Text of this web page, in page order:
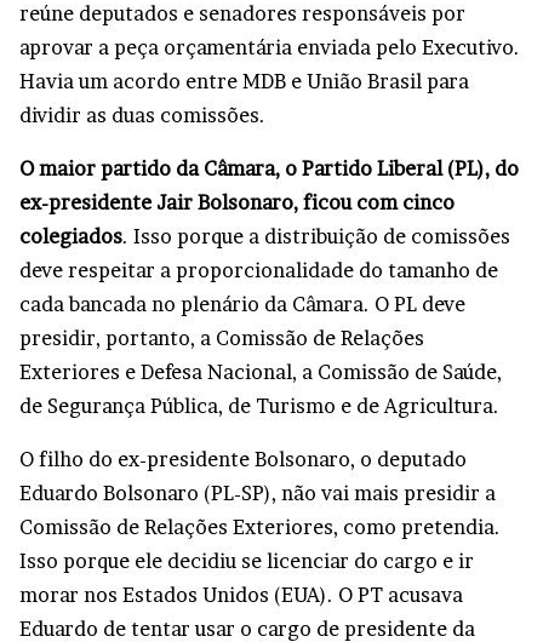
reúne deputados e senadores responsáveis por
aprovar a peça orçamentária enviada pelo Executivo.
Havia um acordo entre MDB e União Brasil para
dividir as duas comissões.
O maior partido da Câmara, o Partido Liberal (PL), do
ex-presidente Jair Bolsonaro, ficou com cinco
colegiados. Isso porque a distribuição de comissões
deve respeitar a proporcionalidade do tamanho de
cada bancada no plenário da Câmara. O PL deve
presidir, portanto, a Comissão de Relações
Exteriores e Defesa Nacional, a Comissão de Saúde,
de Segurança Pública, de Turismo e de Agricultura.
O filho do ex-presidente Bolsonaro, o deputado
Eduardo Bolsonaro (PL-SP), não vai mais presidir a
Comissão de Relações Exteriores, como pretendia.
Isso porque ele decidiu se licenciar do cargo e ir
morar nos Estados Unidos (EUA). O PT acusava
Eduardo de tentar usar o cargo de presidente da